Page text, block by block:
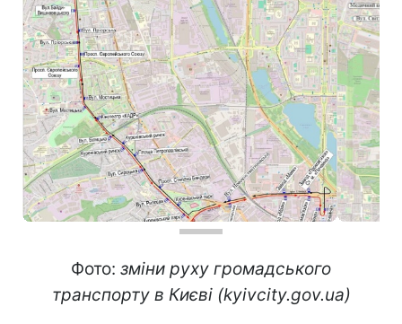
Фото: зміни руху громадського
транспорту в Києві (kyivcity.gov.ua)